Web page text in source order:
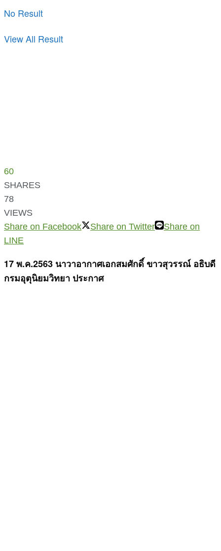
No Result
View All Result
60
SHARES
78
VIEWS
Share on Facebook
Share on Twitter
Share on
LINE
17 พ.ค.2563 นาวาอากาศเอกสมศักดิ์ ขาวสุวรรณ์ อธิบดี
กรมอุตุนิยมวิทยา ประกาศ